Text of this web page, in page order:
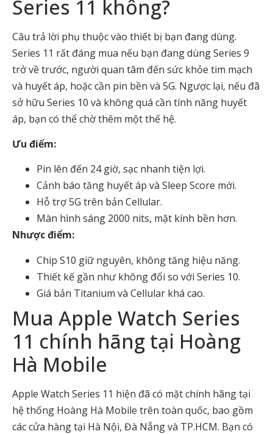
Series 11 không?
Câu trả lời phụ thuộc vào thiết bị bạn đang dùng.
Series 11 rất đáng mua nếu bạn đang dùng Series 9
trở về trước, người quan tâm đến sức khỏe tim mạch
và huyết áp, hoặc cần pin bền và 5G. Ngược lại, nếu đã
sở hữu Series 10 và không quá cần tính năng huyết
áp, bạn có thể chờ thêm một thế hệ.
Ưu điểm:
Pin lên đến 24 giờ, sạc nhanh tiện lợi.
Cảnh báo tăng huyết áp và Sleep Score mới.
Hỗ trợ 5G trên bản Cellular.
Màn hình sáng 2000 nits, mặt kính bền hơn.
Nhược điểm:
Chip S10 giữ nguyên, không tăng hiệu năng.
Thiết kế gần như không đổi so với Series 10.
Giá bản Titanium và Cellular khá cao.
Mua Apple Watch Series
11 chính hãng tại Hoàng
Hà Mobile
Apple Watch Series 11 hiện đã có mặt chính hãng tại
hệ thống Hoàng Hà Mobile trên toàn quốc, bao gồm
các cửa hàng tại Hà Nội, Đà Nẵng và TP.HCM. Bạn có